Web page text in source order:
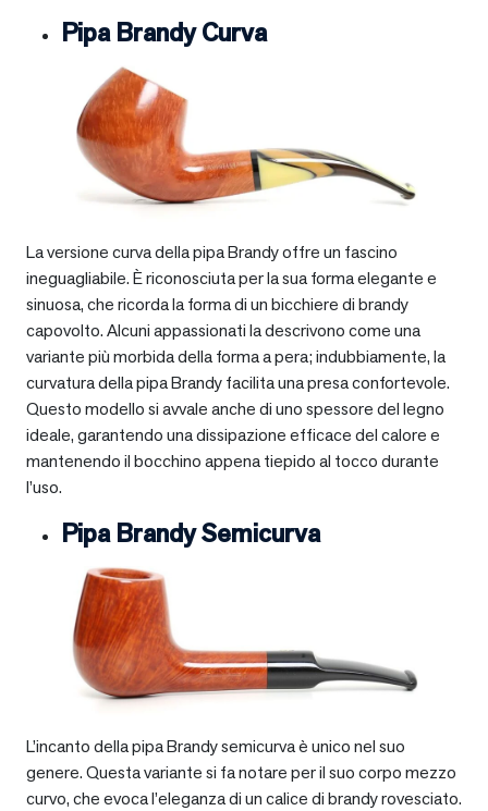
Pipa Brandy Curva
La versione curva della pipa Brandy offre un fascino
ineguagliabile. È riconosciuta per la sua forma elegante e
sinuosa, che ricorda la forma di un bicchiere di brandy
capovolto. Alcuni appassionati la descrivono come una
variante più morbida della forma a pera; indubbiamente, la
curvatura della pipa Brandy facilita una presa confortevole.
Questo modello si avvale anche di uno spessore del legno
ideale, garantendo una dissipazione efficace del calore e
mantenendo il bocchino appena tiepido al tocco durante
l’uso.
Pipa Brandy Semicurva
L’incanto della pipa Brandy semicurva è unico nel suo
genere. Questa variante si fa notare per il suo corpo mezzo
curvo, che evoca l’eleganza di un calice di brandy rovesciato.